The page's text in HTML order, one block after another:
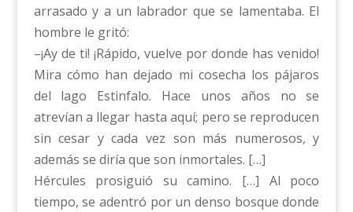
arrasado y a un labrador que se lamentaba. El
hombre le gritó:
–¡Ay de ti! ¡Rápido, vuelve por donde has venido!
Mira cómo han dejado mi cosecha los pájaros
del lago Estinfalo. Hace unos años no se
atrevían a llegar hasta aquí; pero se reproducen
sin cesar y cada vez son más numerosos, y
además se diría que son inmortales. […]
Hércules prosiguió su camino. […] Al poco
tiempo, se adentró por un denso bosque donde